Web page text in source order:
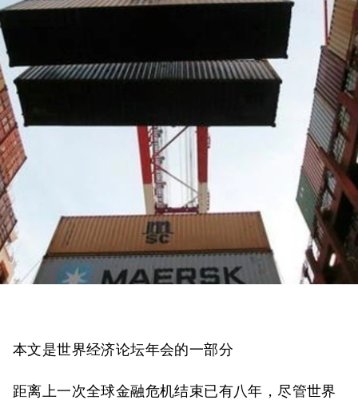
本文是世界经济论坛年会的一部分
距离上一次全球金融危机结束已有八年，尽管世界